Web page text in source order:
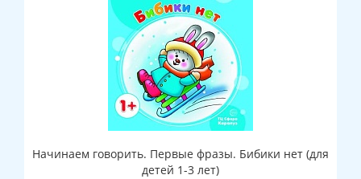
Начинаем говорить. Первые фразы. Бибики нет (для
детей 1-3 лет)